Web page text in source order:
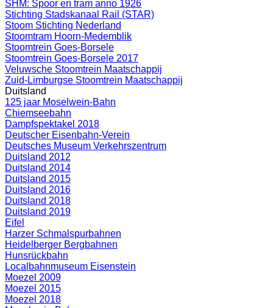
SHM: Spoor en tram anno 1926
Stichting Stadskanaal Rail (STAR)
Stoom Stichting Nederland
Stoomtram Hoorn-Medemblik
Stoomtrein Goes-Borsele
Stoomtrein Goes-Borsele 2017
Veluwsche Stoomtrein Maatschappij
Zuid-Limburgse Stoomtrein Maatschappij
Duitsland
125 jaar Moselwein-Bahn
Chiemseebahn
Dampfspektakel 2018
Deutscher Eisenbahn-Verein
Deutsches Museum Verkehrszentrum
Duitsland 2012
Duitsland 2014
Duitsland 2015
Duitsland 2016
Duitsland 2018
Duitsland 2019
Eifel
Harzer Schmalspurbahnen
Heidelberger Bergbahnen
Hunsrückbahn
Localbahnmuseum Eisenstein
Moezel 2009
Moezel 2015
Moezel 2018